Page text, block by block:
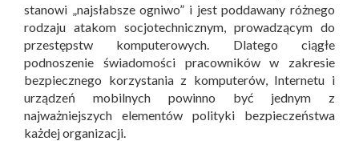
stanowi „najsłabsze ogniwo” i jest poddawany różnego
rodzaju atakom socjotechnicznym, prowadzącym do
przestępstw komputerowych. Dlatego ciągłe
podnoszenie świadomości pracowników w zakresie
bezpiecznego korzystania z komputerów, Internetu i
urządzeń mobilnych powinno być jednym z
najważniejszych elementów polityki bezpieczeństwa
każdej organizacji.